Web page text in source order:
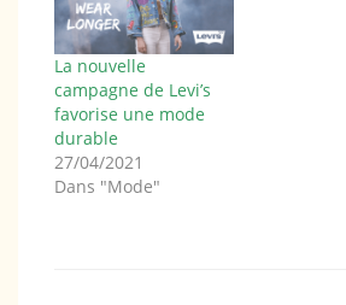
La nouvelle
campagne de Levi’s
favorise une mode
durable
27/04/2021
Dans "Mode"